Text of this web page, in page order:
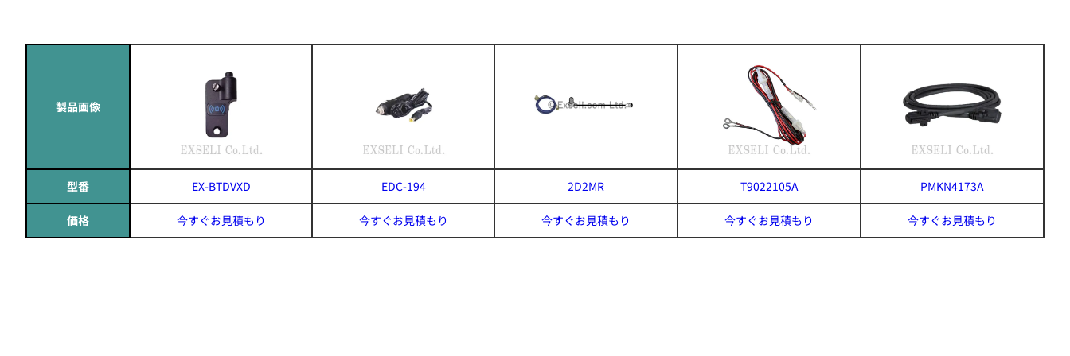
製品画像
型番 EX-BTDVXD EDC-194 2D2MR T9022105A PMKN4173A
価格 今すぐお見積もり 今すぐお見積もり 今すぐお見積もり 今すぐお見積もり 今すぐお見積もり